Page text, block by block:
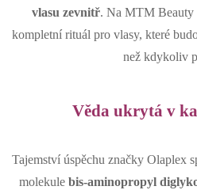
vlasu zevnitř. Na MTM Beauty
kompletní rituál pro vlasy, které
než kdykoliv
Věda ukrytá v
Tajemství úspěchu značky Olaplex
molekule bis-aminopropyl